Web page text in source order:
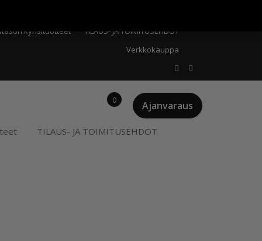
kynsituotteet
TILAUS- JA TOIMITUSEHDOT
Verkkokauppa
Ajanvaraus
0
TILAUS- JA TOIMITUSEHDOT